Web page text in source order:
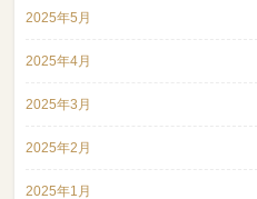
2025年5月
2025年4月
2025年3月
2025年2月
2025年1月